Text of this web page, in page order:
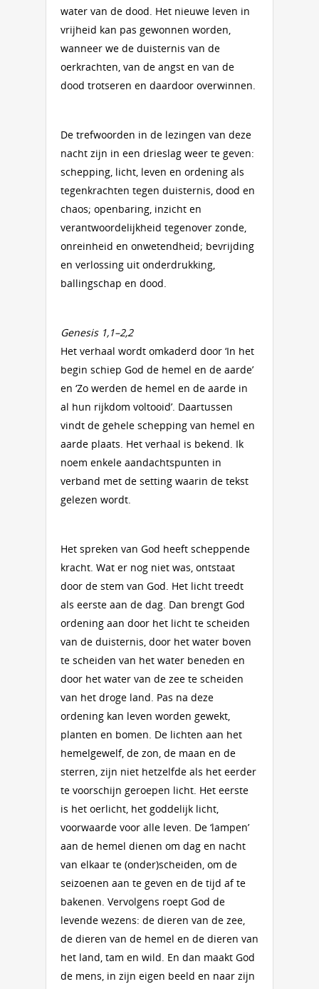
water van de dood. Het nieuwe leven in
vrijheid kan pas gewonnen worden,
wanneer we de duisternis van de
oerkrachten, van de angst en van de
dood trotseren en daardoor overwinnen.
De trefwoorden in de lezingen van deze
nacht zijn in een drieslag weer te geven:
schepping, licht, leven en ordening als
tegenkrachten tegen duisternis, dood en
chaos; openbaring, inzicht en
verantwoordelijkheid tegenover zonde,
onreinheid en onwetendheid; bevrijding
en verlossing uit onderdrukking,
ballingschap en dood.
Genesis 1,1–2,2
Het verhaal wordt omkaderd door ‘In het
begin schiep God de hemel en de aarde’
en ‘Zo werden de hemel en de aarde in
al hun rijkdom voltooid’. Daartussen
vindt de gehele schepping van hemel en
aarde plaats. Het verhaal is bekend. Ik
noem enkele aandachts­punten in
verband met de setting waarin de tekst
gelezen wordt.
Het spreken van God heeft scheppende
kracht. Wat er nog niet was, ontstaat
door de stem van God. Het licht treedt
als eerste aan de dag. Dan brengt God
ordening aan door het licht te scheiden
van de duisternis, door het water boven
te scheiden van het water beneden en
door het water van de zee te scheiden
van het droge land. Pas na deze
ordening kan leven worden gewekt,
planten en bomen. De lichten aan het
hemelgewelf, de zon, de maan en de
sterren, zijn niet hetzelfde als het eerder
te voorschijn geroepen licht. Het eerste
is het oerlicht, het goddelijk licht,
voorwaarde voor alle leven. De ‘lampen’
aan de hemel dienen om dag en nacht
van elkaar te (onder)scheiden, om de
seizoenen aan te geven en de tijd af te
bakenen. Vervolgens roept God de
levende wezens: de dieren van de zee,
de dieren van de hemel en de dieren van
het land, tam en wild. En dan maakt God
de mens, in zijn eigen beeld en naar zijn